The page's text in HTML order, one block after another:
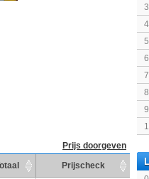
Prijs doorgeven
Prijscheck
3
4
5
6
7
8
9